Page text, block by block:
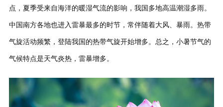
点，夏季受来自海洋的暖湿气流的影响，我国多地高温潮湿多雨。
中国南方各地也进入雷暴最多的时节，常伴随着大风、暴雨。热带
气旋活动频繁，登陆我国的热带气旋开始增多。总之，小暑节气的
气候特点是天气炎热，雷暴增多。